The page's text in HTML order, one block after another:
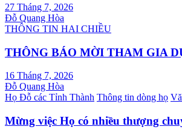
27 Tháng 7, 2026
Đỗ Quang Hòa
THÔNG TIN HAI CHIỀU
THÔNG BÁO MỜI THAM GIA
16 Tháng 7, 2026
Đỗ Quang Hòa
Họ Đỗ các Tỉnh Thành Thông tin dòng họ
Mừng việc Họ có nhiều thượng